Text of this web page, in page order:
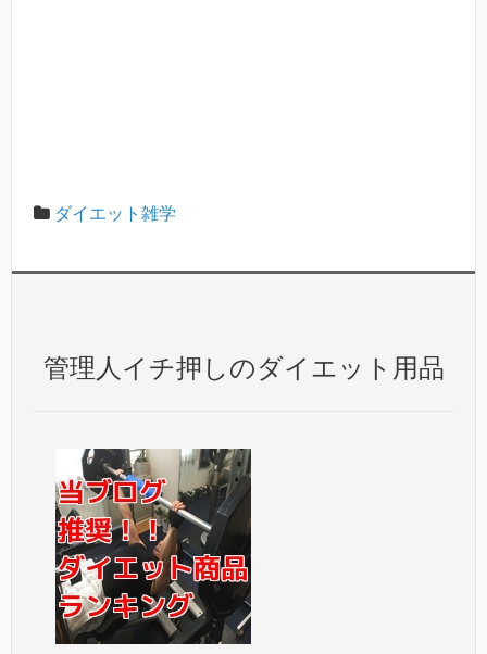
ダイエット雑学
管理人イチ押しのダイエット用品